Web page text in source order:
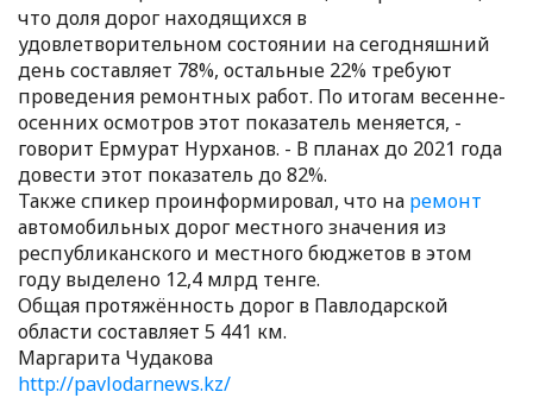
что доля дорог находящихся в
удовлетворительном состоянии на сегодняшний
день составляет 78%, остальные 22% требуют
проведения ремонтных работ. По итогам весенне-
осенних осмотров этот показатель меняется, -
говорит Ермурат Нурханов. - В планах до 2021 года
довести этот показатель до 82%.
Также спикер проинформировал, что на ремонт
автомобильных дорог местного значения из
республиканского и местного бюджетов в этом
году выделено 12,4 млрд тенге.
Общая протяжённость дорог в Павлодарской
области составляет 5 441 км.
Маргарита Чудакова
http://pavlodarnews.kz/